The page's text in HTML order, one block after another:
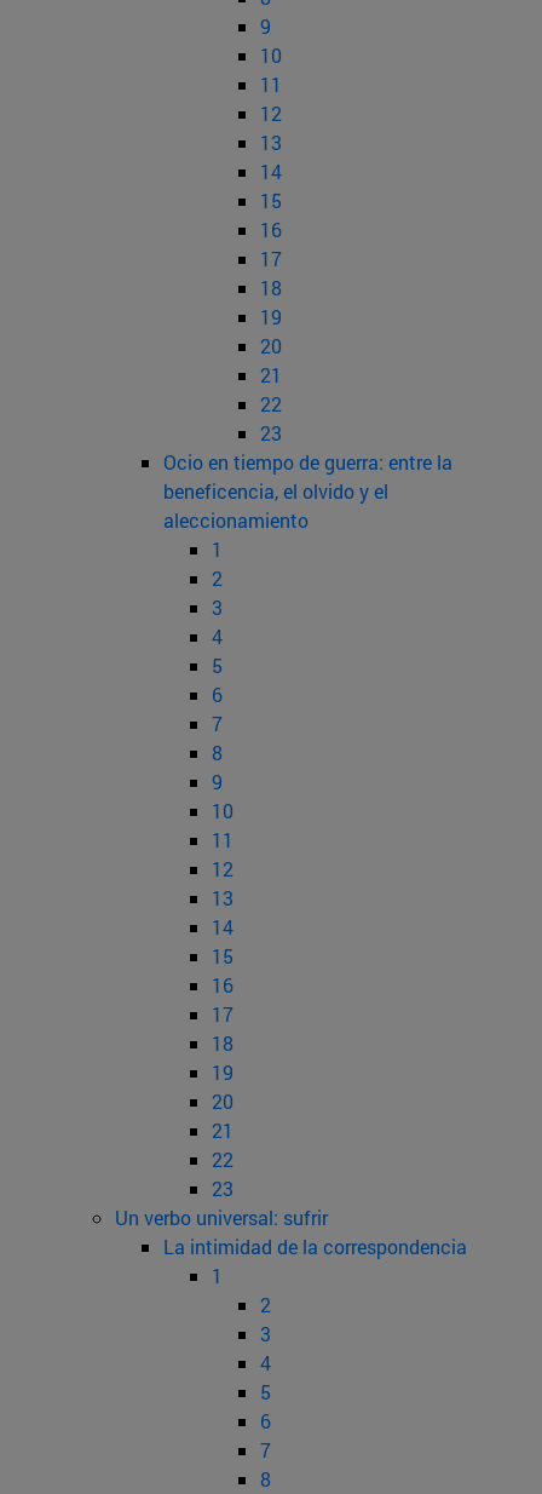
9
10
11
12
13
14
15
16
17
18
19
20
21
22
23
Ocio en tiempo de guerra: entre la
beneficencia, el olvido y el
aleccionamiento
1
2
3
4
5
6
7
8
9
10
11
12
13
14
15
16
17
18
19
20
21
22
23
Un verbo universal: sufrir
La intimidad de la correspondencia
1
2
3
4
5
6
7
8